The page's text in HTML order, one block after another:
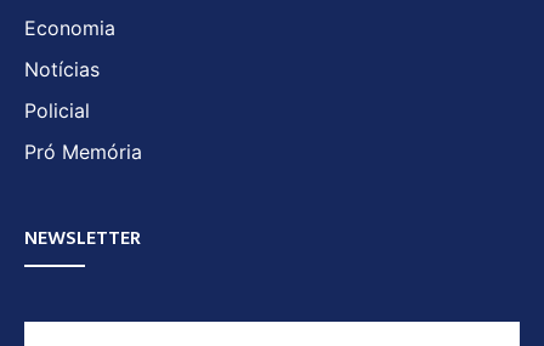
Economia
Notícias
Policial
Pró Memória
NEWSLETTER